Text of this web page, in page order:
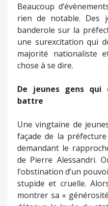
Beaucoup
rien de notable. Des
banderole sur la
une surexcitation qui
majorité nationaliste
chose à se dire.
De jeunes gens
battre
Une vingtaine de
façade de la préfecture
demandant le
de Pierre Alessandri.
l’obstination d’un
stupide et cruelle.
montrer sa «